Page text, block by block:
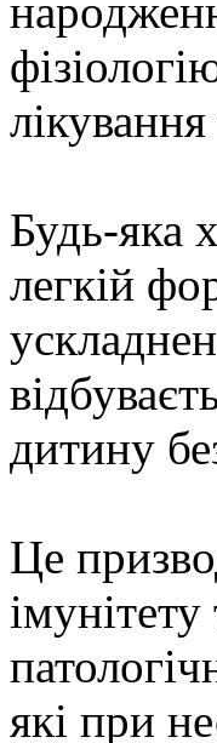
Будь-яка
легкій
дитину
Це
які при